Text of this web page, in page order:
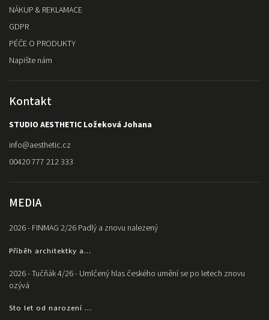
NÁKUP & REKLAMACE
GDPR
PÉČE O PRODUKTY
Napište nám
Kontakt
STUDIO AESTHETIC Ložeková Johana
info@aesthetic.cz
00420 777 212 333
MEDIA
2026 - FINMAG 2/26 Padlý a znovu nalezený
Příběh architektky a...
2026 - Tučňák 4/26 - Umlčený hlas českého umění se po letech znovu
ozývá
Sto let od narození ...